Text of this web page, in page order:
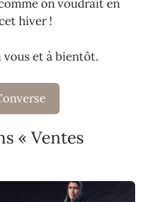
on voudrait en
hiver !
vous et à bientôt.
« Ventes